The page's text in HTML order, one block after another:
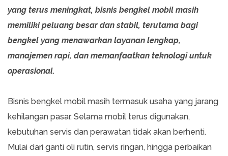
yang terus meningkat, bisnis bengkel mobil masih
memiliki peluang besar dan stabil, terutama bagi
bengkel yang menawarkan layanan lengkap,
manajemen rapi, dan memanfaatkan teknologi untuk
operasional.
Bisnis bengkel mobil masih termasuk usaha yang jarang
kehilangan pasar. Selama mobil terus digunakan,
kebutuhan servis dan perawatan tidak akan berhenti.
Mulai dari ganti oli rutin, servis ringan, hingga perbaikan